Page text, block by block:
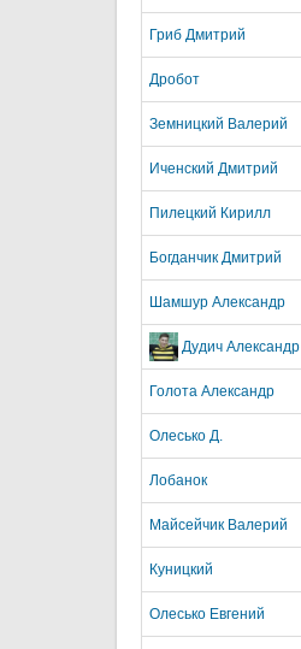
Гриб Дмитрий
Дробот
Земницкий Валерий
Иченский Дмитрий
Пилецкий Кирилл
Богданчик Дмитрий
Шамшур Александр
Дудич Александр
Голота Александр
Олесько Д.
Лобанок
Майсейчик Валерий
Куницкий
Олесько Евгений